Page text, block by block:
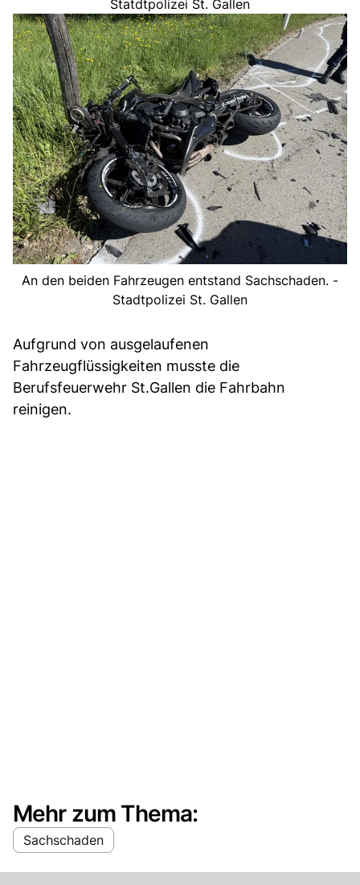
Statdtpolizei St. Gallen
An den beiden Fahrzeugen entstand Sachschaden. -
Stadtpolizei St. Gallen
Aufgrund von ausgelaufenen
Fahrzeugflüssigkeiten musste die
Berufsfeuerwehr St.Gallen die Fahrbahn
reinigen.
Mehr zum Thema:
Sachschaden